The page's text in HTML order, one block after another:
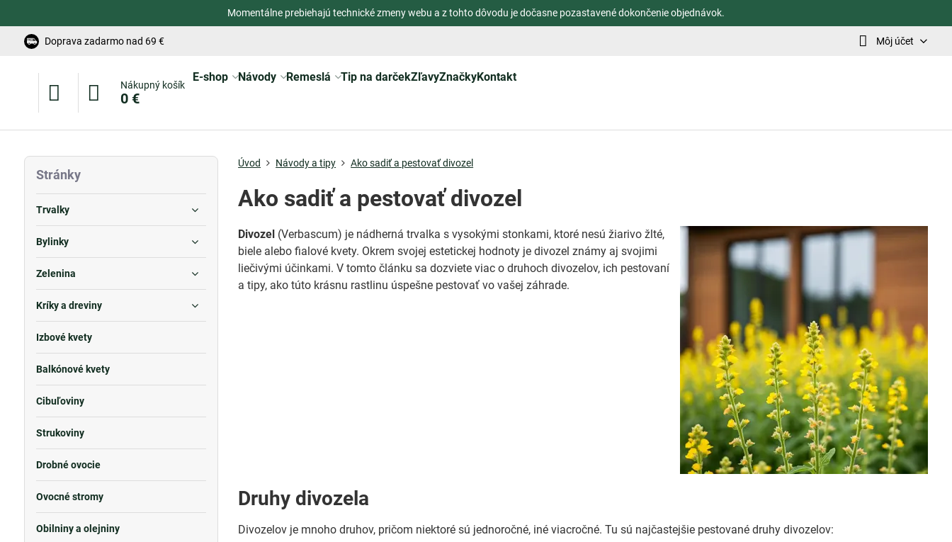
Momentálne prebiehajú technické zmeny webu a z tohto dôvodu je dočasne pozastavené dokončenie objednávok.
Doprava zadarmo nad 69 € Môj účet
Nákupný košík
0 €
E-shop Návody Remeslá Tip na darčekZľavyZnačkyKontakt
Úvod Návody a tipy Ako sadiť a pestovať divozel
Ako sadiť a pestovať divozel
Divozel (Verbascum) je nádherná trvalka s vysokými stonkami, ktoré nesú žiarivo žlté,
biele alebo fialové kvety. Okrem svojej estetickej hodnoty je divozel známy aj svojimi
liečivými účinkami. V tomto článku sa dozviete viac o druhoch divozelov, ich pestovaní
a tipy, ako túto krásnu rastlinu úspešne pestovať vo vašej záhrade.
Druhy divozela
Divozelov je mnoho druhov, pričom niektoré sú jednoročné, iné viacročné. Tu sú najčastejšie pestované druhy divozelov:
Stránky
Trvalky
Bylinky
Zelenina
Kríky a dreviny
Izbové kvety
Balkónové kvety
Cibuľoviny
Strukoviny
Drobné ovocie
Ovocné stromy
Obilniny a olejniny